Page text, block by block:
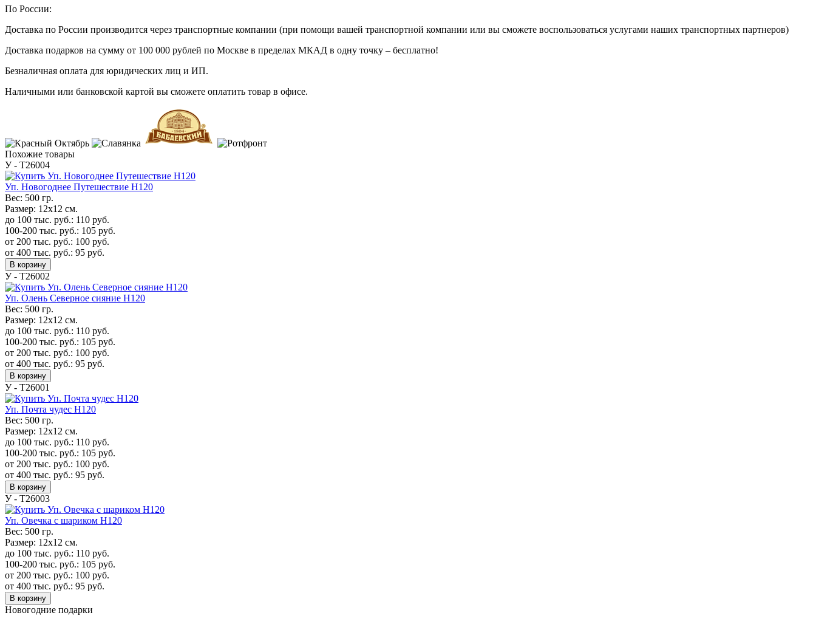
По России:
Доставка по России производится через транспортные компании (при помощи вашей транспортной компании или вы сможете воспользоваться услугами наших транспортных партнеров)
Доставка подарков на сумму от 100 000 рублей по Москве в пределах МКАД в одну точку – бесплатно!
Безналичная оплата для юридических лиц и ИП.
Наличными или банковской картой вы сможете оплатить товар в офисе.
Похожие товары
У - Т26004
Уп. Новогоднее Путешествие H120
Вес: 500 гр.
Размер: 12х12 см.
до 100 тыс. руб.: 110 руб.
100-200 тыс. руб.: 105 руб.
от 200 тыс. руб.: 100 руб.
от 400 тыс. руб.: 95 руб.
В корзину
У - Т26002
Уп. Олень Северное сияние H120
Вес: 500 гр.
Размер: 12х12 см.
до 100 тыс. руб.: 110 руб.
100-200 тыс. руб.: 105 руб.
от 200 тыс. руб.: 100 руб.
от 400 тыс. руб.: 95 руб.
В корзину
У - Т26001
Уп. Почта чудес H120
Вес: 500 гр.
Размер: 12х12 см.
до 100 тыс. руб.: 110 руб.
100-200 тыс. руб.: 105 руб.
от 200 тыс. руб.: 100 руб.
от 400 тыс. руб.: 95 руб.
В корзину
У - Т26003
Уп. Овечка с шариком H120
Вес: 500 гр.
Размер: 12х12 см.
до 100 тыс. руб.: 110 руб.
100-200 тыс. руб.: 105 руб.
от 200 тыс. руб.: 100 руб.
от 400 тыс. руб.: 95 руб.
В корзину
Новогодние подарки